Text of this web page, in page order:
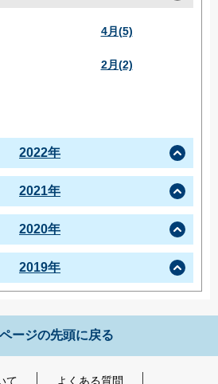
4月(5)
2月(2)
2022年
2021年
2020年
2019年
ページの先頭に戻る
て よくある質問